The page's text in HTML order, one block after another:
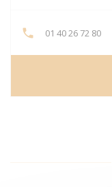
01 40 26 72 80